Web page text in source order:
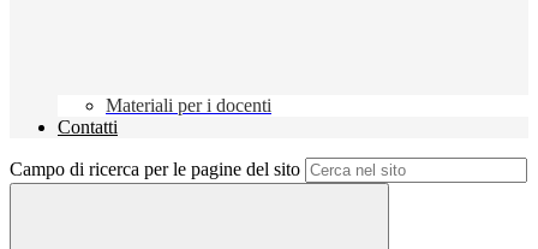
Materiali per i docenti
Contatti
Campo di ricerca per le pagine del sito